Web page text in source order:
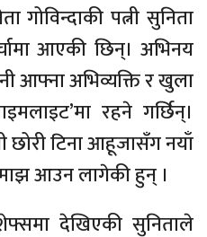
गोविन्दाकी पत्नी सुनिता
आएकी छिन्। अभिनय
आफ्ना अभिव्यक्ति र खुला
रहने गर्छिन्।
टिना आहूजासँग नयाँ
आउन लागेकी हुन् ।
देखिएकी सुनिताले